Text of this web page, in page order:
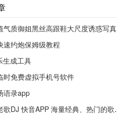
质御姐黑丝高跟鞋大尺度诱惑写真合集
速约炮保姆级教程
生成工具
时免费虚拟手机号软件
语录app
DJ 快音APP 海量经典、热门的歌曲音乐